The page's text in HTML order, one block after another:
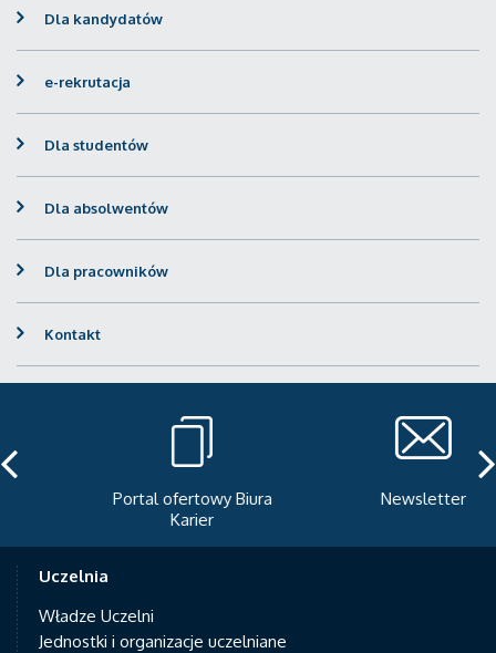
Dla kandydatów
e-rekrutacja
Dla studentów
Dla absolwentów
Dla pracowników
Kontakt
Portal ofertowy Biura
Newsletter
Uczelnia
Władze Uczelni
Jednostki i organizacje uczelniane